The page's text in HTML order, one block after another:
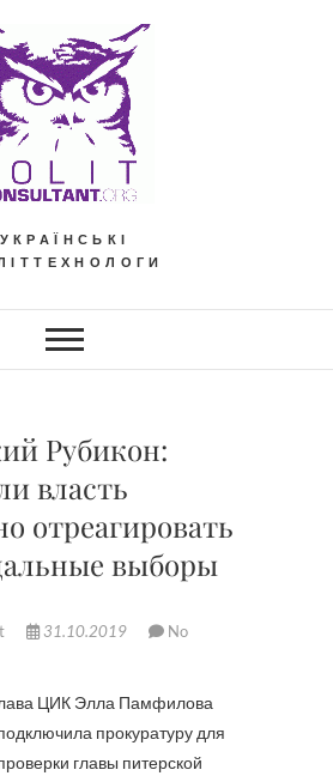
УКРАЇНСЬКІ
Рубикон:
власть
отреагировать
выборы
31.10.2019
No
прокуратуру для
главы питерской